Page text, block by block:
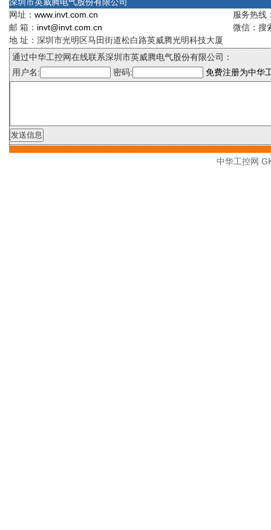
网址： www.invt.com.cn
服务热线
邮 箱： invt@invt.com.cn
微信：搜
地 址：深圳市光明区马田街道松白路英威腾光明科技大厦
通过中华工控网在线联系深圳市英威腾电气股份有限公司：
用户名:
密码: 免费注册为中华
中华工控网